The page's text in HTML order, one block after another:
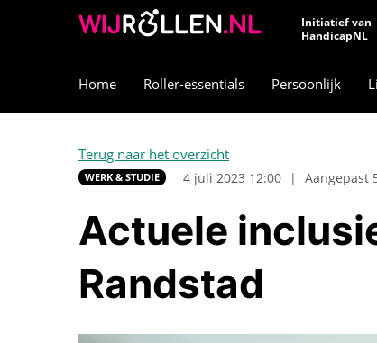
Initiatief van
HandicapNL
Home Roller-essentials Persoonlijk
Terug naar het overzicht
WERK & STUDIE 4 juli 2023 12:00 | Aangepast
Actuele
Randstad